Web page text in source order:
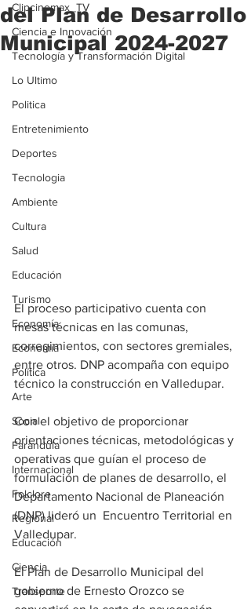
Clipcinemax_TV
Ciencia e Innovación
Tecnología y Transformación Digital
Lo Ultimo
Politica
Entretenimiento
Deportes
Tecnologia
Ambiente
Cultura
Salud
Educación
Turismo
Economía
Economía
Política
Arte
Social
Farandula
Internacional
Folclore
Regional
Educación
Ciencia
Transporte
del Plan de Desarrollo
Municipal 2024-2027
El proceso participativo cuenta con
mesas técnicas en las comunas,
corregimientos, con sectores gremiales,
entre otros. DNP acompaña con equipo
técnico la construcción en Valledupar.
Con el objetivo de proporcionar
orientaciones técnicas, metodológicas y
operativas que guían el proceso de
formulación de planes de desarrollo, el
Departamento Nacional de Planeación
(DNP) lideró un  Encuentro Territorial en
Valledupar.
El Plan de Desarrollo Municipal del
gobierno de Ernesto Orozco se